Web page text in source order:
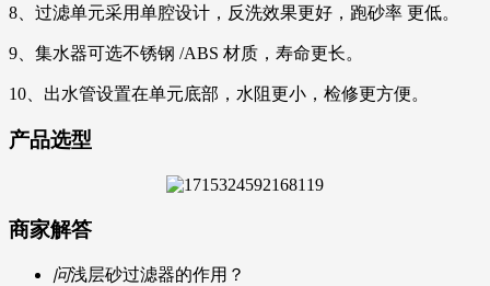
8、过滤单元采用单腔设计，反洗效果更好，跑砂率 更低。
9、集水器可选不锈钢 /ABS 材质，寿命更长。
10、出水管设置在单元底部，水阻更小，检修更方便。
产品选型
商家解答
问浅层砂过滤器的作用？